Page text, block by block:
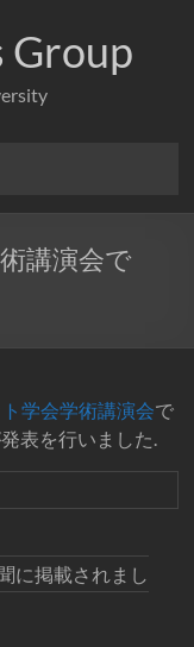
Group
講演会で
学会学術講演会で
表を行いました.
に掲載されまし